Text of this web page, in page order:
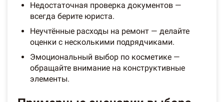
Недостаточная проверка документов —
всегда берите юриста.
Неучтённые расходы на ремонт — делайте
оценки с несколькими подрядчиками.
Эмоциональный выбор по косметике —
обращайте внимание на конструктивные
элементы.